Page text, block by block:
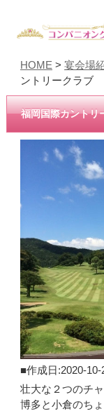
HOME > 宴会場
ントリークラブ
福岡国際カントリ
■作成日:2020-
壮大な２つのチ
博多と小倉のち